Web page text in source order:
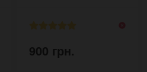
900 грн.